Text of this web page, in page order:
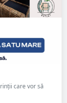
care vor să